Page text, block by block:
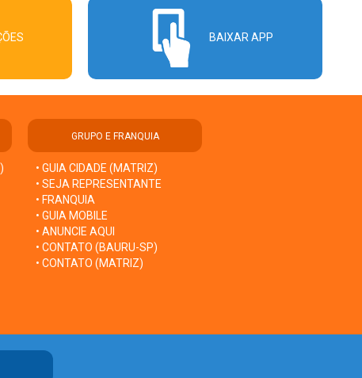
BAIXAR APP
GRUPO E FRANQUIA
• GUIA CIDADE (MATRIZ)
• SEJA REPRESENTANTE
• FRANQUIA
• GUIA MOBILE
• ANUNCIE AQUI
• CONTATO (BAURU-SP)
• CONTATO (MATRIZ)